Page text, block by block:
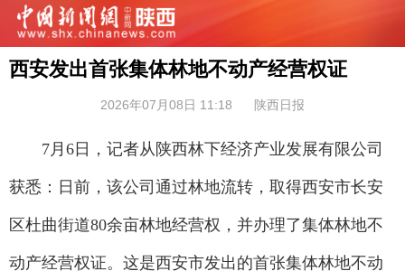
西安发出首张集体林地不动产经营权证
2026年07月08日 11:18 陕西日报
7月6日，记者从陕西林下经济产业发展有限公司
获悉：日前，该公司通过林地流转，取得西安市长安
区杜曲街道80余亩林地经营权，并办理了集体林地不
动产经营权证。这是西安市发出的首张集体林地不动